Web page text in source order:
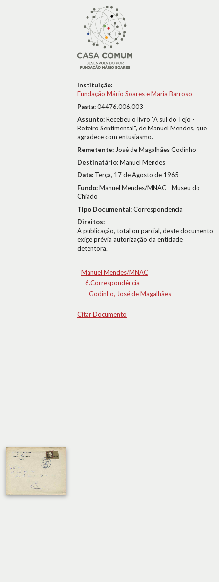
Instituição:
Fundação Mário Soares e Maria Barroso
Pasta:04476.006.003
Assunto:Recebeu o livro "A sul do Tejo -
Roteiro Sentimental", de Manuel Mendes, que
agradece com entusiasmo.
Remetente: José de Magalhães Godinho
Destinatário:Manuel Mendes
Data: Terça, 17 de Agosto de 1965
Fundo:Manuel Mendes/MNAC - Museu do
Chiado
Tipo Documental:Correspondencia
Direitos:
A publicação, total ou parcial, deste documento
exige prévia autorização da entidade
detentora.
Manuel Mendes/MNAC
6.Correspondência
Godinho, José de Magalhães
Citar Documento